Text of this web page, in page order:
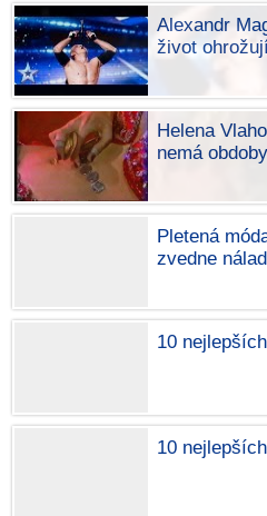
Alexandr
život
Helena
nemá obdoby
Pletená
zvedne
10
10